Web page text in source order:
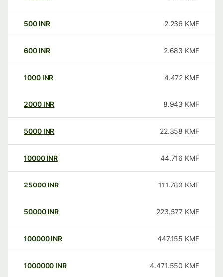
500 INR 2.236 KMF
600 INR 2.683 KMF
1000 INR 4.472 KMF
2000 INR 8.943 KMF
5000 INR 22.358 KMF
10000 INR 44.716 KMF
25000 INR 111.789 KMF
50000 INR 223.577 KMF
100000 INR 447.155 KMF
1000000 INR 4.471.550 KMF